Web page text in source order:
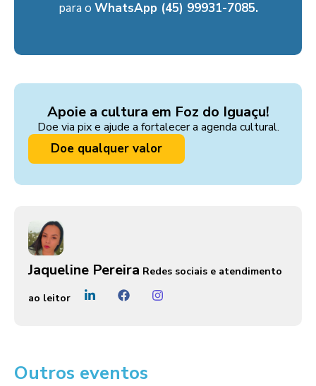
para o WhatsApp (45) 99931-7085.
Apoie a cultura em Foz do Iguaçu!
Doe via pix e ajude a fortalecer a agenda cultural.
Doe qualquer valor
Jaqueline Pereira Redes sociais e atendimento
ao leitor
Outros eventos